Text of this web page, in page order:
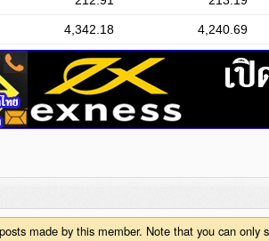
made by this member. Note that you can only